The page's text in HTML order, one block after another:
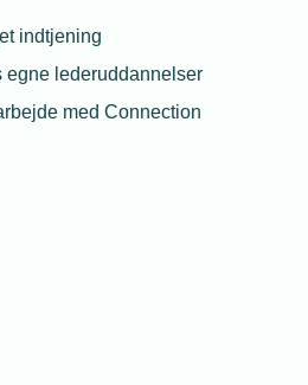
indtjening
egne lederuddannelser
med Connection